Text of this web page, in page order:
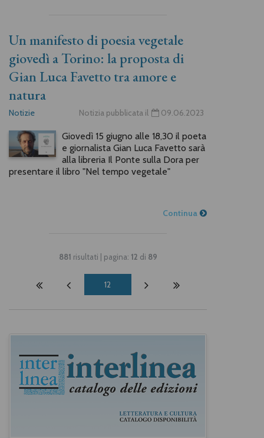
Un manifesto di poesia vegetale
giovedì a Torino: la proposta di
Gian Luca Favetto tra amore e
natura
Notizie Notizia pubblicata il 09.06.2023
Giovedì 15 giugno alle 18,30 il poeta
e giornalista Gian Luca Favetto sarà
alla libreria Il Ponte sulla Dora per
presentare il libro "Nel tempo vegetale"
Continua
881 risultati | pagina: 12 di 89
12